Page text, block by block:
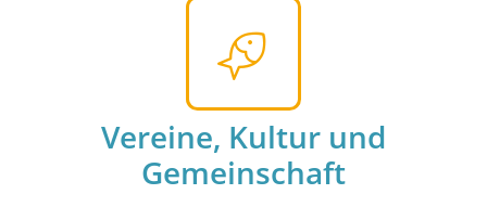
Vereine, Kultur und
Gemeinschaft